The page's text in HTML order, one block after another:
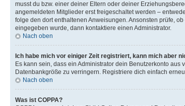
musst du bzw. einer deiner Eltern oder deiner
angemeldeten Mitglieder erst freigeschaltet werden –
folge den dort enthaltenen Anweisungen. Ansonsten prüfe,
eingegeben wurde, dann kontaktiere einen Administrator.
Nach oben
Ich habe mich vor einiger Zeit registriert, kann mich aber
Es kann sein, dass ein Administrator dein Benutzerkonto
Datenbankgröße zu verringern. Registriere dich einfach
Nach oben
Was ist COPPA?